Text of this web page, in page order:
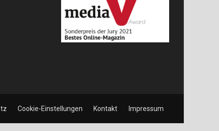
Cookie-Einstellungen Kontakt Impressum